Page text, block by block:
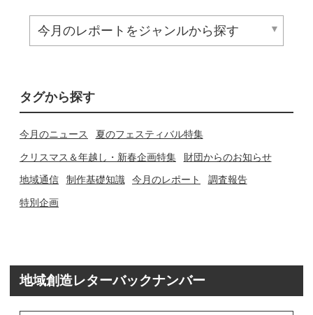
タグから探す
今月のニュース 夏のフェスティバル特集
クリスマス＆年越し・新春企画特集 財団からのお知らせ
地域通信 制作基礎知識 今月のレポート 調査報告
特別企画
地域創造レターバックナンバー